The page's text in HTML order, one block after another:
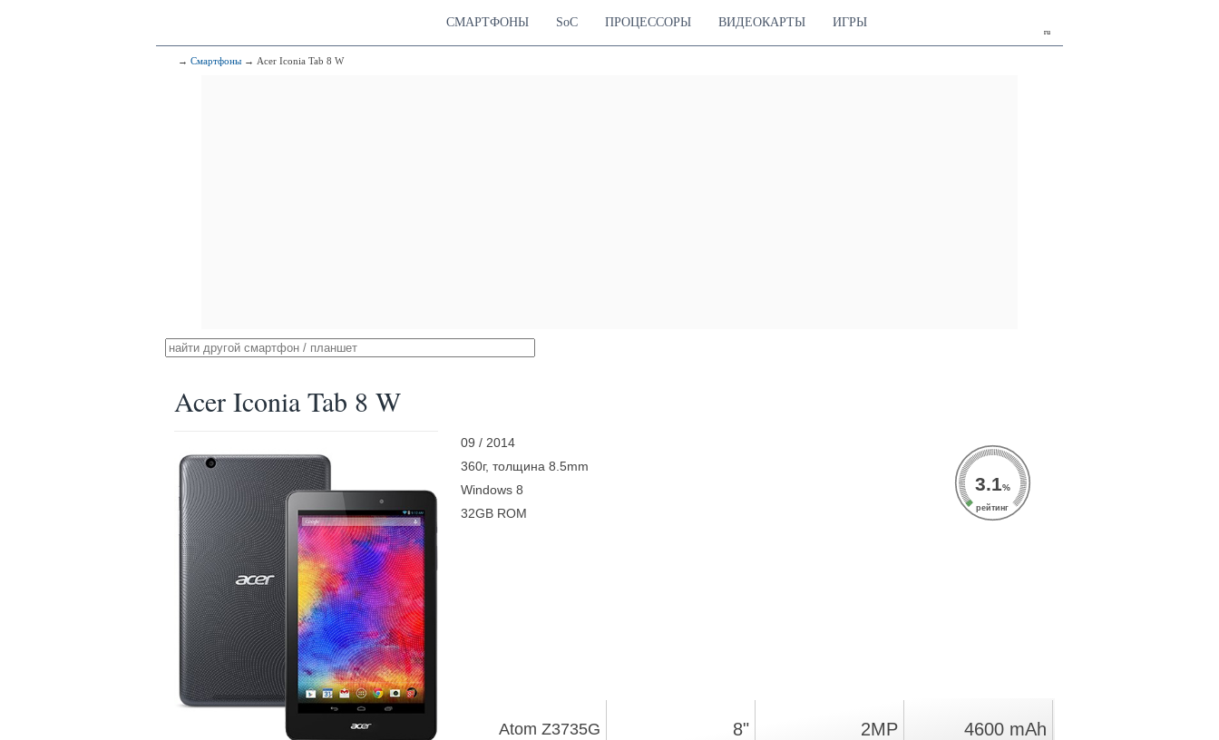
ru
СМАРТФОНЫ SoC ПРОЦЕССОРЫ ВИДЕОКАРТЫ ИГРЫ
→ Смартфоны → Acer Iconia Tab 8 W
Acer Iconia Tab 8 W
09 / 2014
360г, толщина 8.5mm
Windows 8
32GB ROM
3.1%
рейтинг
Atom Z3735G 8" 2MP 4600 mAh